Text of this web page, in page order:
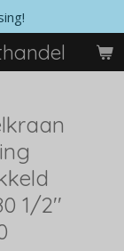
1/2''